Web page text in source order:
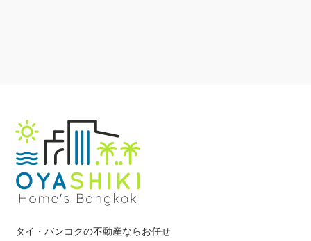
タイ・バンコクの不動産ならお任せ